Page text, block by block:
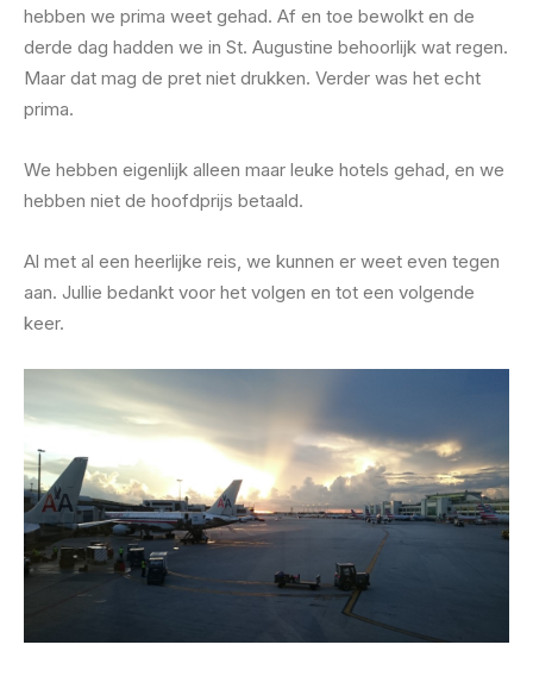
hebben we prima weet gehad. Af en toe bewolkt en de
derde dag hadden we in St. Augustine behoorlijk wat regen.
Maar dat mag de pret niet drukken. Verder was het echt
prima.
We hebben eigenlijk alleen maar leuke hotels gehad, en we
hebben niet de hoofdprijs betaald.
Al met al een heerlijke reis, we kunnen er weet even tegen
aan. Jullie bedankt voor het volgen en tot een volgende
keer.